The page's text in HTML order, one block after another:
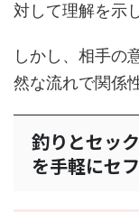
対して理解を示
しかし、相手の
然な流れで関係
釣りとセッ
を手軽にセ